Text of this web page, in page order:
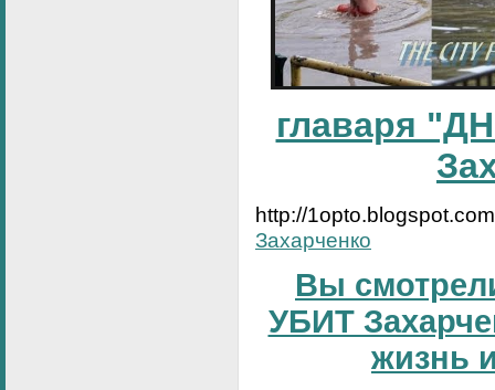
главаря
http://
Захарченко
Вы
УБИТ
жизнь